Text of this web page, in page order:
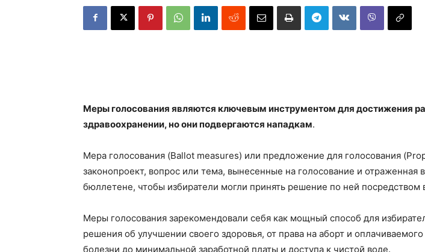
Меры голосования являются ключевым инструментом для достижения
здравоохранении, но они подвергаются нападкам.
Мера голосования (Ballot measures) или предложение для голосования
законопроект, вопрос или тема, вынесенные на голосование и отраженная
бюллетене, чтобы избиратели могли принять решение по ней посредством
Меры голосования зарекомендовали себя как мощный способ для
решения об улучшении своего здоровья, от права на аборт и оплачиваемого
болезни до минимальной заработной платы и доступа к чистой воде.